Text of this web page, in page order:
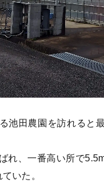
池田農園を訪れると
れ、一番高い所で
いた。